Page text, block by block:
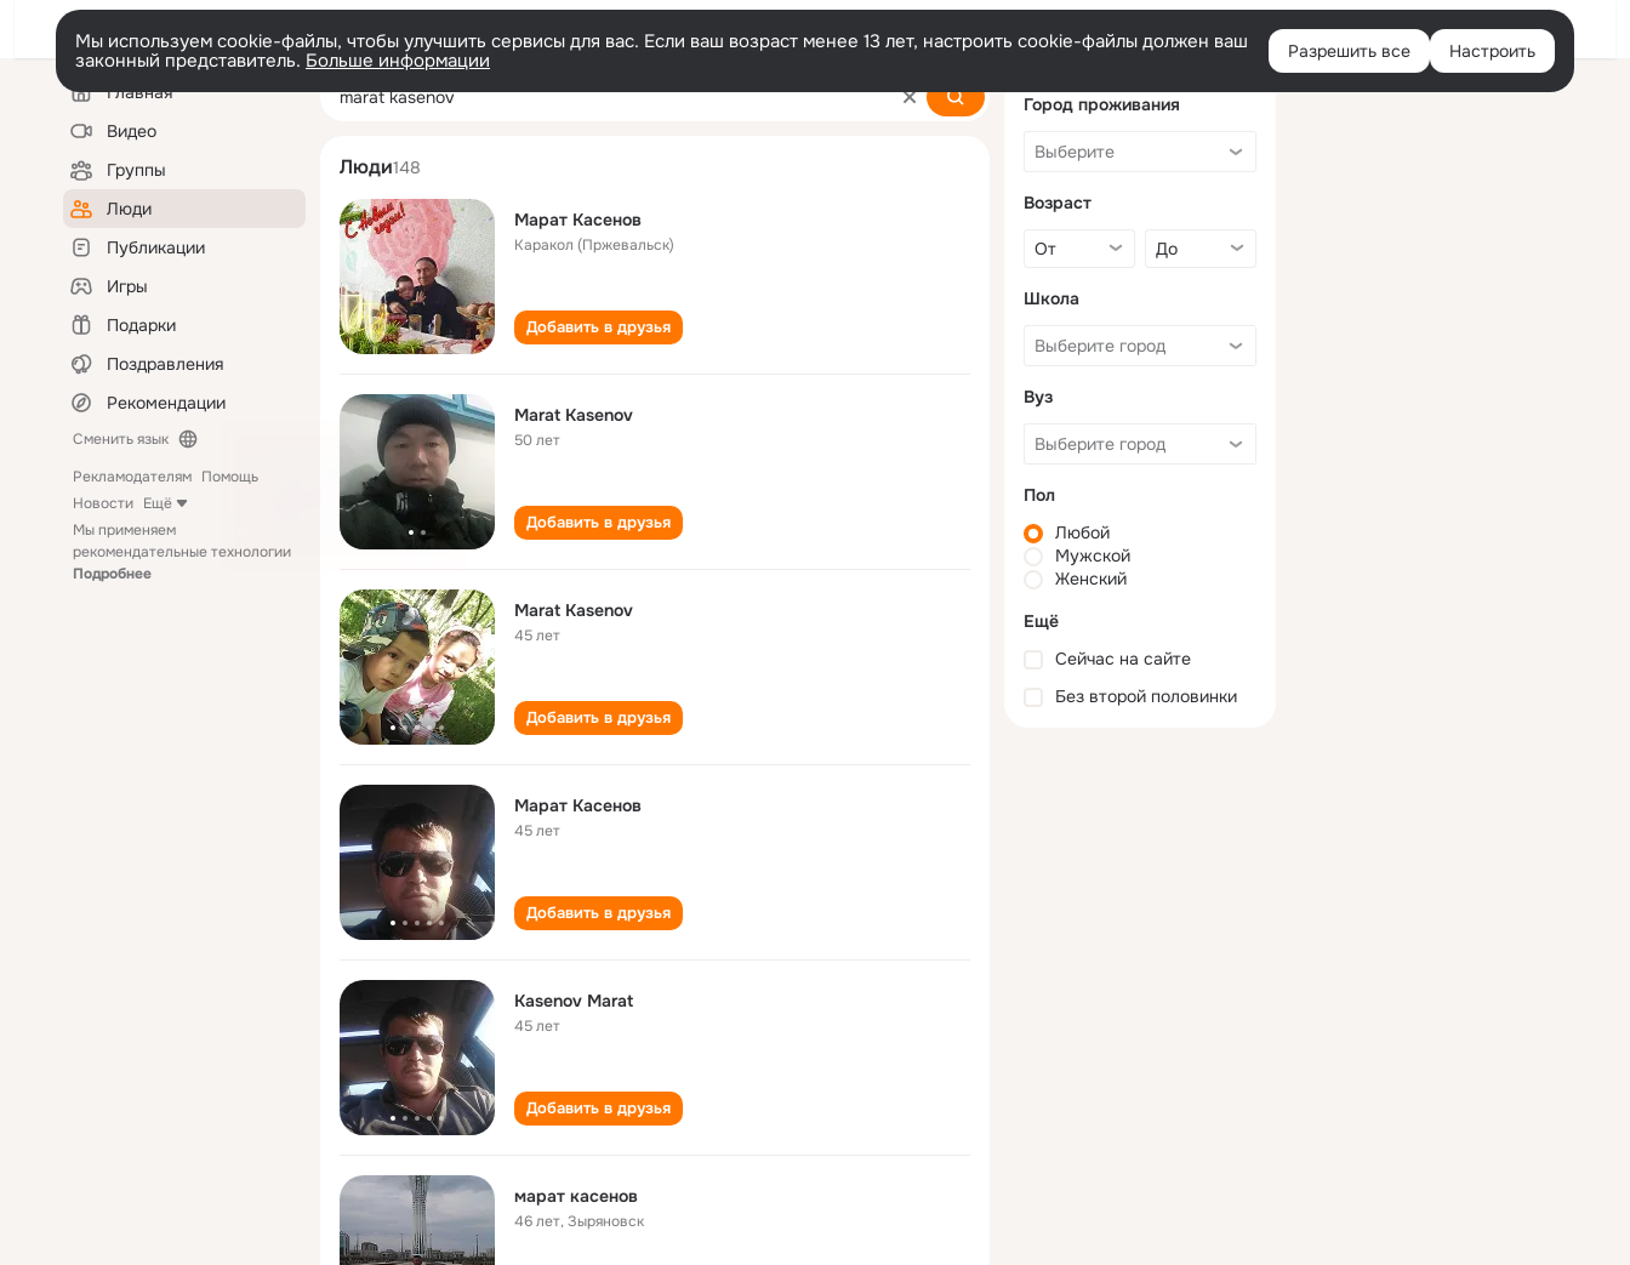
Войти
Мы используем cookie-файлы, чтобы улучшить сервисы для вас. Если ваш возраст менее 13 лет, настроить cookie-файлы должен ваш
законный представитель. Больше информации Разрешить все Настроить
Левая
колонкаГлавная
Видео
Группы
Люди
Публикации
Игры
Подарки
Поздравления
Рекомендации
Сменить язык
Рекламодателям Помощь
Новости Ещё
Мы применяем
рекомендательные технологии
Подробнее
marat kasenov
Люди148
Марат Касенов
Каракол (Пржевальск)
Добавить в друзья
Marat Kasenov
50 лет
Добавить в друзья
Marat Kasenov
45 лет
Добавить в друзья
Марат Касенов
45 лет
Добавить в друзья
Kasenov Marat
45 лет
Добавить в друзья
марат касенов
46 лет,Зыряновск
Город проживания
Возраст
Школа
Вуз
Пол
Любой
Мужской
Женский
Ещё
Сейчас на сайте
Без второй половинки